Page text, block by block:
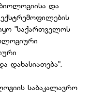
და
"საქართველოს
დახასიათება".
საბაკალავრო